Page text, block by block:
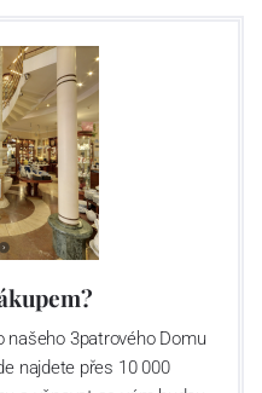
automatická výroba pak
letech 1998 – 2000 byly
umožňující výrobu předmětů
do 5 kg. V r. 2008 byla
a.s. kvůli špatné
se sklárna dočkala
Bohemia s. r. o.
Cervou. V
5 tavících agregátů s
což představuje asi 55
a odlivek a 11 milionu kusů
letech firma výrazně
našeho 3patrového Domu
najdete přes 10 000